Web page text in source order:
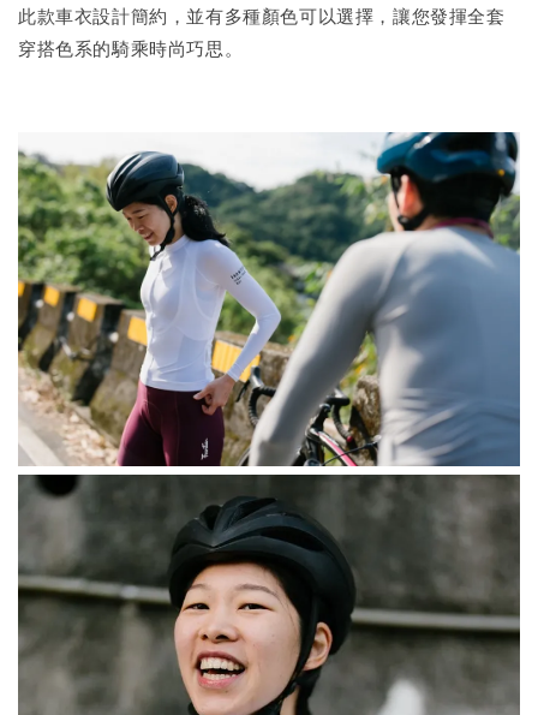
此款車衣設計簡約，並有多種顏色可以選擇，讓您發揮全套
穿搭色系的騎乘時尚巧思。